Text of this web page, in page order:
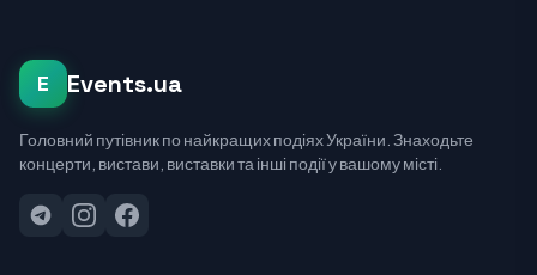
E Events.ua
Головний путівник по найкращих подіях України. Знаходьте
концерти, вистави, виставки та інші події у вашому місті.